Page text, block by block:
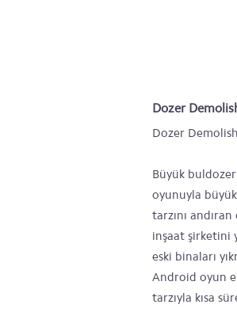
Dozer
Dozer
Büyük
oyunuyla büyük
tarzını
inşaat şirketini
eski binaları
Android oyun
tarzıyla kısa